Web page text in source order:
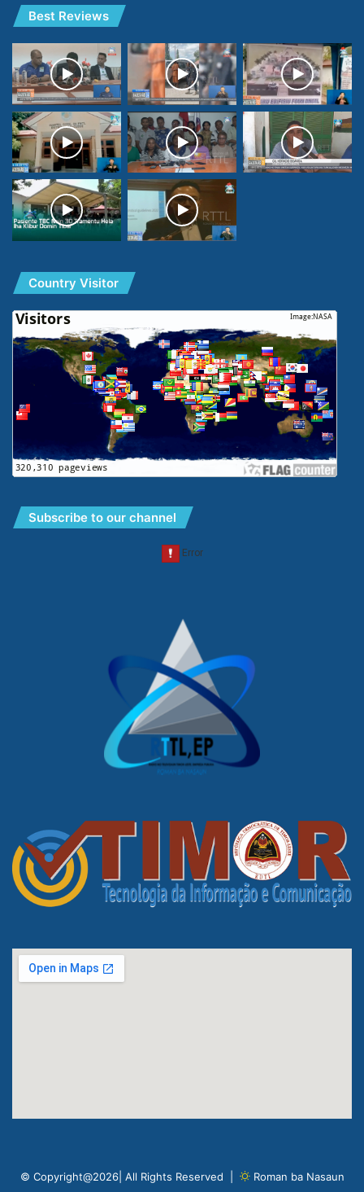
Best Reviews
Country Visitor
Subscribe to our channel
© Copyright@2026| All Rights Reserved | Roman ba Nasaun